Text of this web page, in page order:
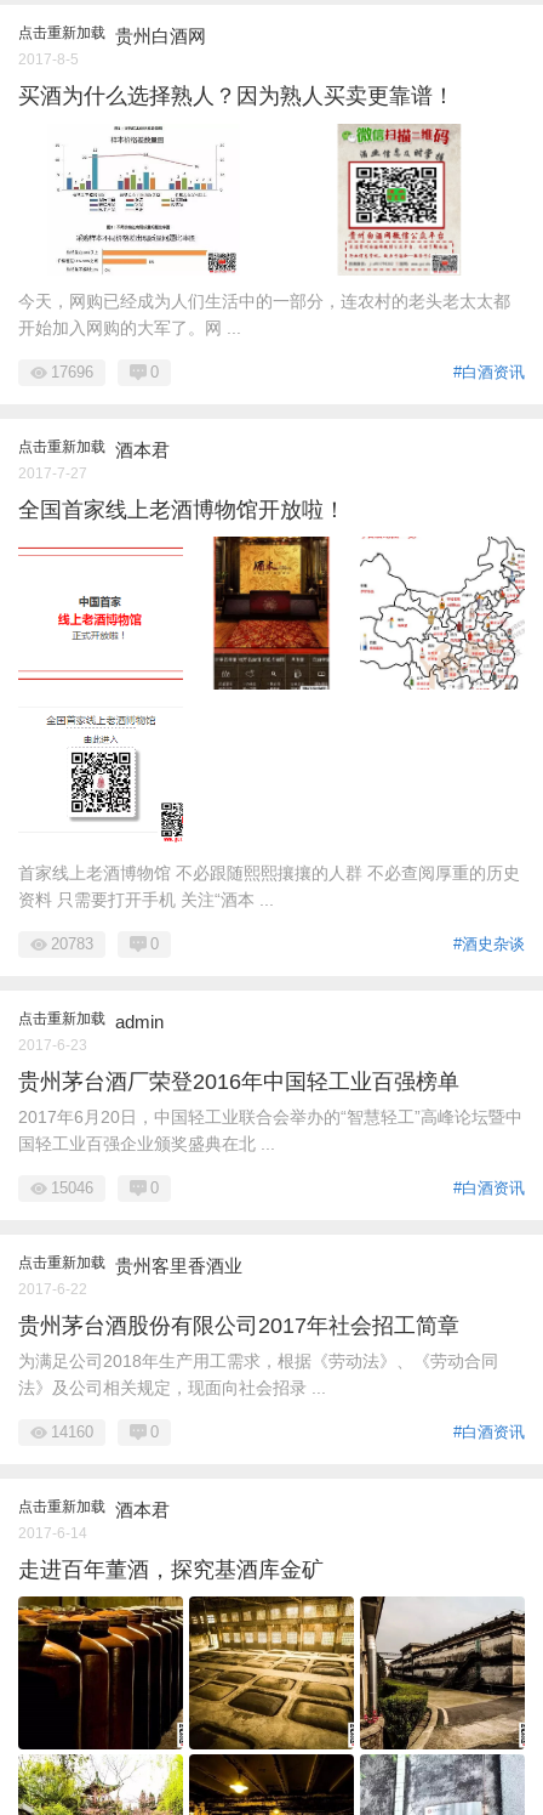
点击重新加载 贵州白酒网
2017-8-5
买酒为什么选择熟人？因为熟人买卖更靠谱！
今天，网购已经成为人们生活中的一部分，连农村的老头老太太都
开始加入网购的大军了。网 ...
#白酒资讯
17696 0
点击重新加载 酒本君
2017-7-27
全国首家线上老酒博物馆开放啦！
首家线上老酒博物馆 不必跟随熙熙攘攘的人群 不必查阅厚重的历史
资料 只需要打开手机 关注“酒本 ...
#酒史杂谈
20783 0
点击重新加载 admin
2017-6-23
贵州茅台酒厂荣登2016年中国轻工业百强榜单
2017年6月20日，中国轻工业联合会举办的“智慧轻工”高峰论坛暨中
国轻工业百强企业颁奖盛典在北 ...
#白酒资讯
15046 0
点击重新加载 贵州客里香酒业
2017-6-22
贵州茅台酒股份有限公司2017年社会招工简章
为满足公司2018年生产用工需求，根据《劳动法》、《劳动合同
法》及公司相关规定，现面向社会招录 ...
#白酒资讯
14160 0
点击重新加载 酒本君
2017-6-14
走进百年董酒，探究基酒库金矿